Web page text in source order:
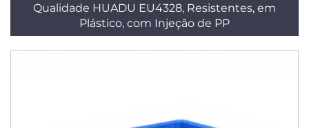
Qualidade HUADU EU4328, Resistentes, em
Plástico, com Injeção de PP